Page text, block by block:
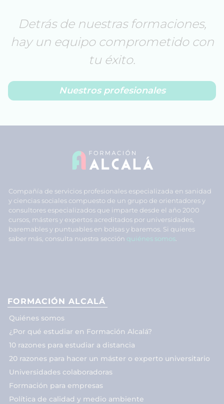
Detrás de nuestras formaciones,
hay un equipo comprometido con
tu éxito.
Nuestros profesionales
Compañía de servicios profesionales especializada en sanidad
y ciencias sociales compuesto de un grupo de orientadores y
consultores especializados que imparte desde el año 2000
cursos, másters y expertos acreditados por universidades,
baremables y puntuables en bolsas y baremos. Si quieres
saber más, consulta nuestra sección quiénes somos
FORMACIÓN ALCALÁ
Quiénes somos
¿Por qué estudiar en Formación Alcalá?
10 razones para estudiar a distancia
20 razones para hacer un máster o experto universitario
Universidades colaboradoras
Formación para empresas
Política de calidad y medio ambiente